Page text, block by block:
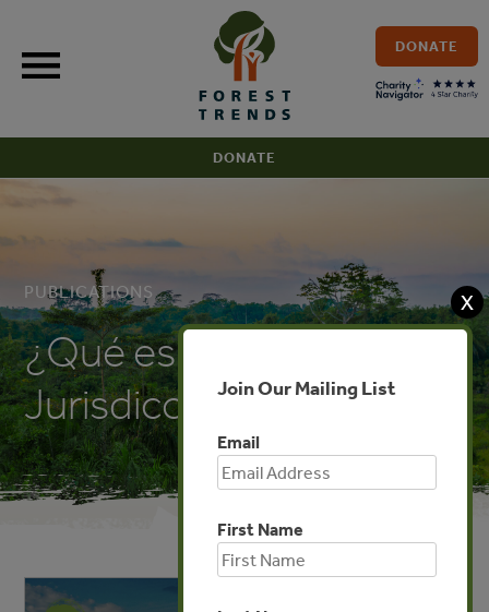
content
DONATE
DONATE
PUBLICATIONS
¿Qué es REDD+
Jurisdiccional?
X
Join Our Mailing List
Email
First Name